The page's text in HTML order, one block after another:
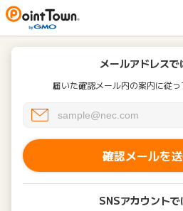
メールアドレスで
届いた確認メール内の案内に従
確認メールを
SNSアカウントで